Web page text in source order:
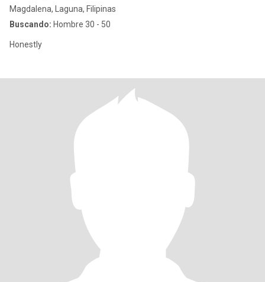
Magdalena, Laguna, Filipinas
Buscando: Hombre 30 - 50
Honestly